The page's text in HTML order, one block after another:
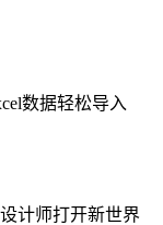
数据轻松导入
计师打开新世界